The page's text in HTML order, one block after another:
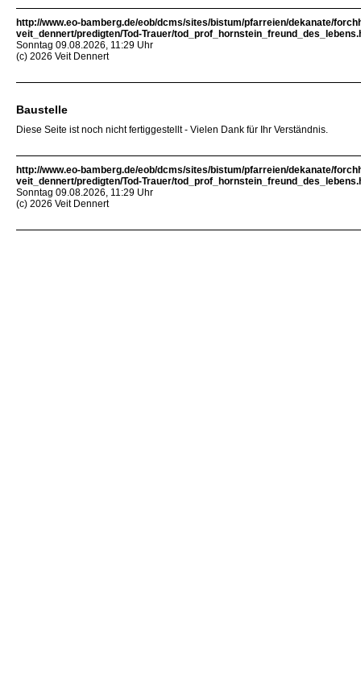
http://www.eo-bamberg.de/eob/dcms/sites/bistum/pfarreien/dekanate/
veit_dennert/predigten/Tod-Trauer/
Sonntag 09.08.2026, 11:29 Uhr
(c) 2026 Veit Dennert
Baustelle
Diese Seite ist noch nicht fertiggestellt - Vielen Dank für Ihr Verständnis.
http://www.eo-bamberg.de/eob/dcms/sites/bistum/pfarreien/dekanate/
veit_dennert/predigten/Tod-Trauer/
Sonntag 09.08.2026, 11:29 Uhr
(c) 2026 Veit Dennert